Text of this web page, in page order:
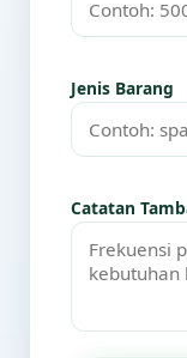
Jenis Barang
Catatan